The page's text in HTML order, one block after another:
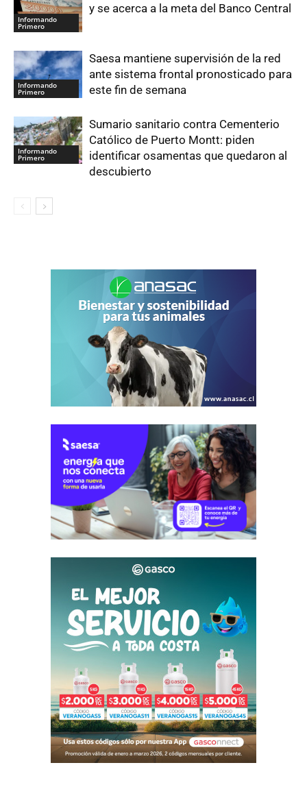
Informando
Primero
y se acerca a la meta del Banco Central
Informando
Primero
Saesa mantiene supervisión de la red
ante sistema frontal pronosticado para
este fin de semana
Informando
Primero
Sumario sanitario contra Cementerio
Católico de Puerto Montt: piden
identificar osamentas que quedaron al
descubierto